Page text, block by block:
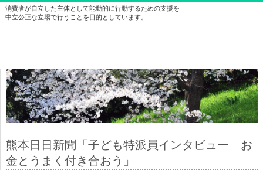
消費者が自立した主体として能動的に行動するための支援を
中立公正な立場で行うことを目的としています。
熊本日日新聞「子ども特派員インタビュー お
金とうまく付き合おう」